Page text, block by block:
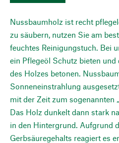
Nussbaumholz ist recht
zu säubern, nutzen Sie am
feuchtes Reinigungstuch. Bei
ein Pflegeöl Schutz bieten
des Holzes betonen.
Sonneneinstrahlung
mit der Zeit zum sogenannten
Das Holz dunkelt dann stark
in den Hintergrund. Aufgrund
Gerbsäuregehalts reagiert es